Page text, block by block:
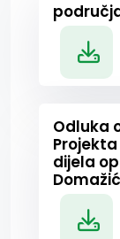
Odluka
dijela
Domažić